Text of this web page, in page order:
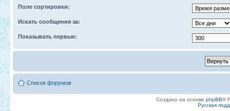
Поле сортировки:
Искать сообщения за:
Показывать первые:
Список форумов
Создано на основе phpBB®
Русская